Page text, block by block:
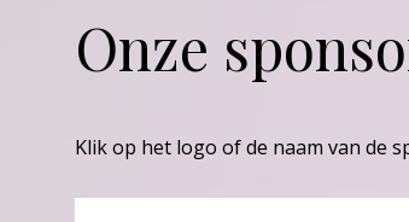
Onze
Klik op het logo of de naam van de